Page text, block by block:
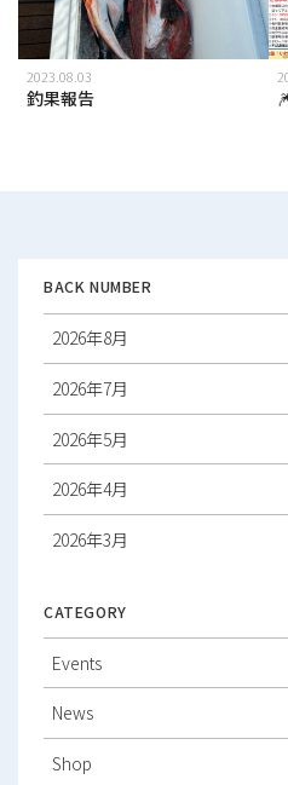
2023.08.03
釣果報告
BACK NUMBER
2026年8月
2026年7月
2026年5月
2026年4月
2026年3月
2026年1月
2025年12月
2025年11月
CATEGORY
Events
News
Shop